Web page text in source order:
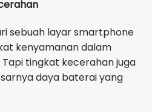
sebuah layar smartphone
kenyamanan dalam
tingkat kecerahan juga
daya baterai yang